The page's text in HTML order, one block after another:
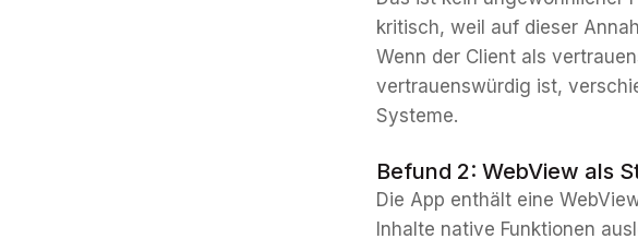
kritisch, weil auf dieser
Wenn der Client als
vertrauenswürdig ist,
Systeme.
Befund 2: WebView als
Die App enthält eine
Inhalte native Funktionen